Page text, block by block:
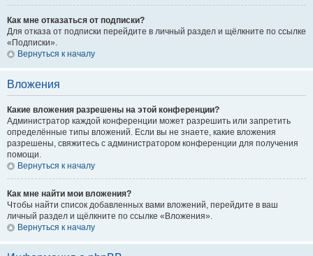
Как мне отказаться от подписки?
Для отказа от подписки перейдите в личный раздел и щёлкните по ссылке
«Подписки».
Вернуться к началу
Вложения
Какие вложения разрешены на этой конференции?
Администратор каждой конференции может разрешить или запретить
определённые типы вложений. Если вы не знаете, какие вложения
разрешены, свяжитесь с администратором конференции для получения
помощи.
Вернуться к началу
Как мне найти мои вложения?
Чтобы найти список добавленных вами вложений, перейдите в ваш
личный раздел и щёлкните по ссылке «Вложения».
Вернуться к началу